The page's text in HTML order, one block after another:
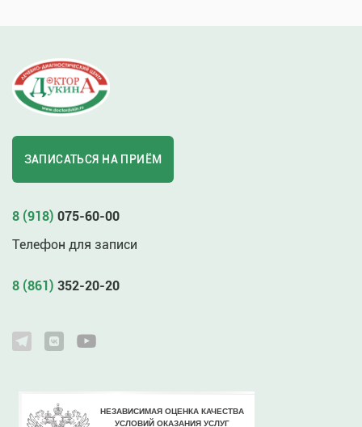
ЗАПИСАТЬСЯ НА ПРИЁМ
8 (918) 075-60-00
Телефон для записи
8 (861) 352-20-20